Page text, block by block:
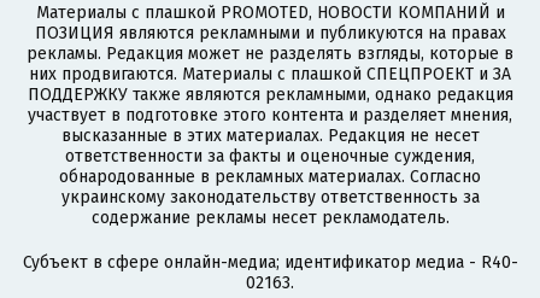
Материалы с плашкой PROMOTED, НОВОСТИ КОМПАНИЙ и
ПОЗИЦИЯ являются рекламными и публикуются на правах
рекламы. Редакция может не разделять взгляды, которые в
них продвигаются. Материалы с плашкой СПЕЦПРОЕКТ и ЗА
ПОДДЕРЖКУ также являются рекламными, однако редакция
участвует в подготовке этого контента и разделяет мнения,
высказанные в этих материалах. Редакция не несет
ответственности за факты и оценочные суждения,
обнародованные в рекламных материалах. Согласно
украинскому законодательству ответственность за
содержание рекламы несет рекламодатель.
Субъект в сфере онлайн-медиа; идентификатор медиа - R40-
02163.